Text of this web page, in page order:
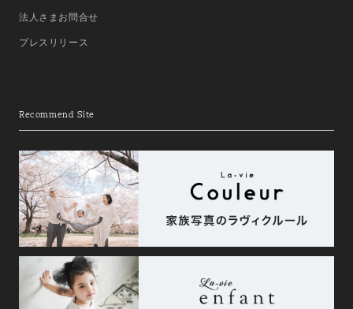
法人さまお問合せ
プレスリリース
Recommend Site